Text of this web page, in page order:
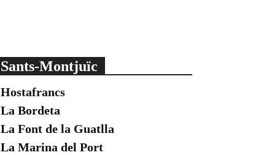
Sants-Montjuïc
Hostafrancs
La Bordeta
La Font de la Guatlla
La Marina del Port